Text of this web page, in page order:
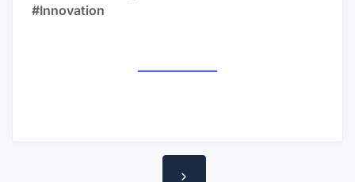
#Innovation